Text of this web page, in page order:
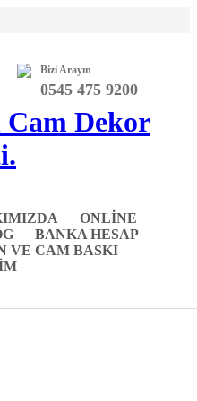
Bizi Arayın
0545 475 9200
ONLİNE
BANKA HESAP
VE CAM BASKI